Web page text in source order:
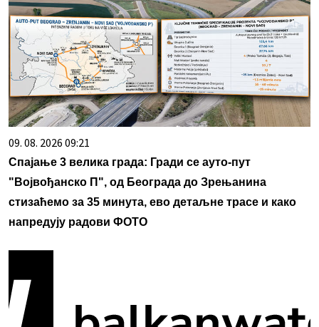
09. 08. 2026 09:21
Спајање 3 велика града: Гради се ауто-пут
"Војвођанско П", од Београда до Зрењанина
стизаћемо за 35 минута, ево детаљне трасе и како
напредују радови ФОТО